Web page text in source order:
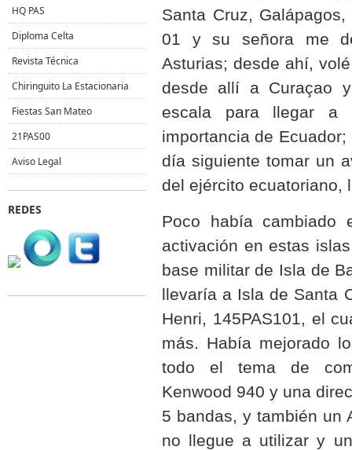
Santa Cruz,
01 y su señora me
Asturias; desde ahí,
desde allí a Curaçao
escala para llegar a
importancia de
día siguiente tomar un
del ejército ecuatoriano,
Poco había cambiado
activación en estas
base militar de Isla de
llevaría a Isla de Santa
Henri, 145PAS101, el
más. Había mejorado
todo el tema de
Kenwood 940 y una
5 bandas, y también un
no llegue a utilizar y
HQ PAS
Diploma Celta
Revista Técnica
Chiringuito La Estacionaria
Fiestas San Mateo
21PAS00
Aviso Legal
REDES